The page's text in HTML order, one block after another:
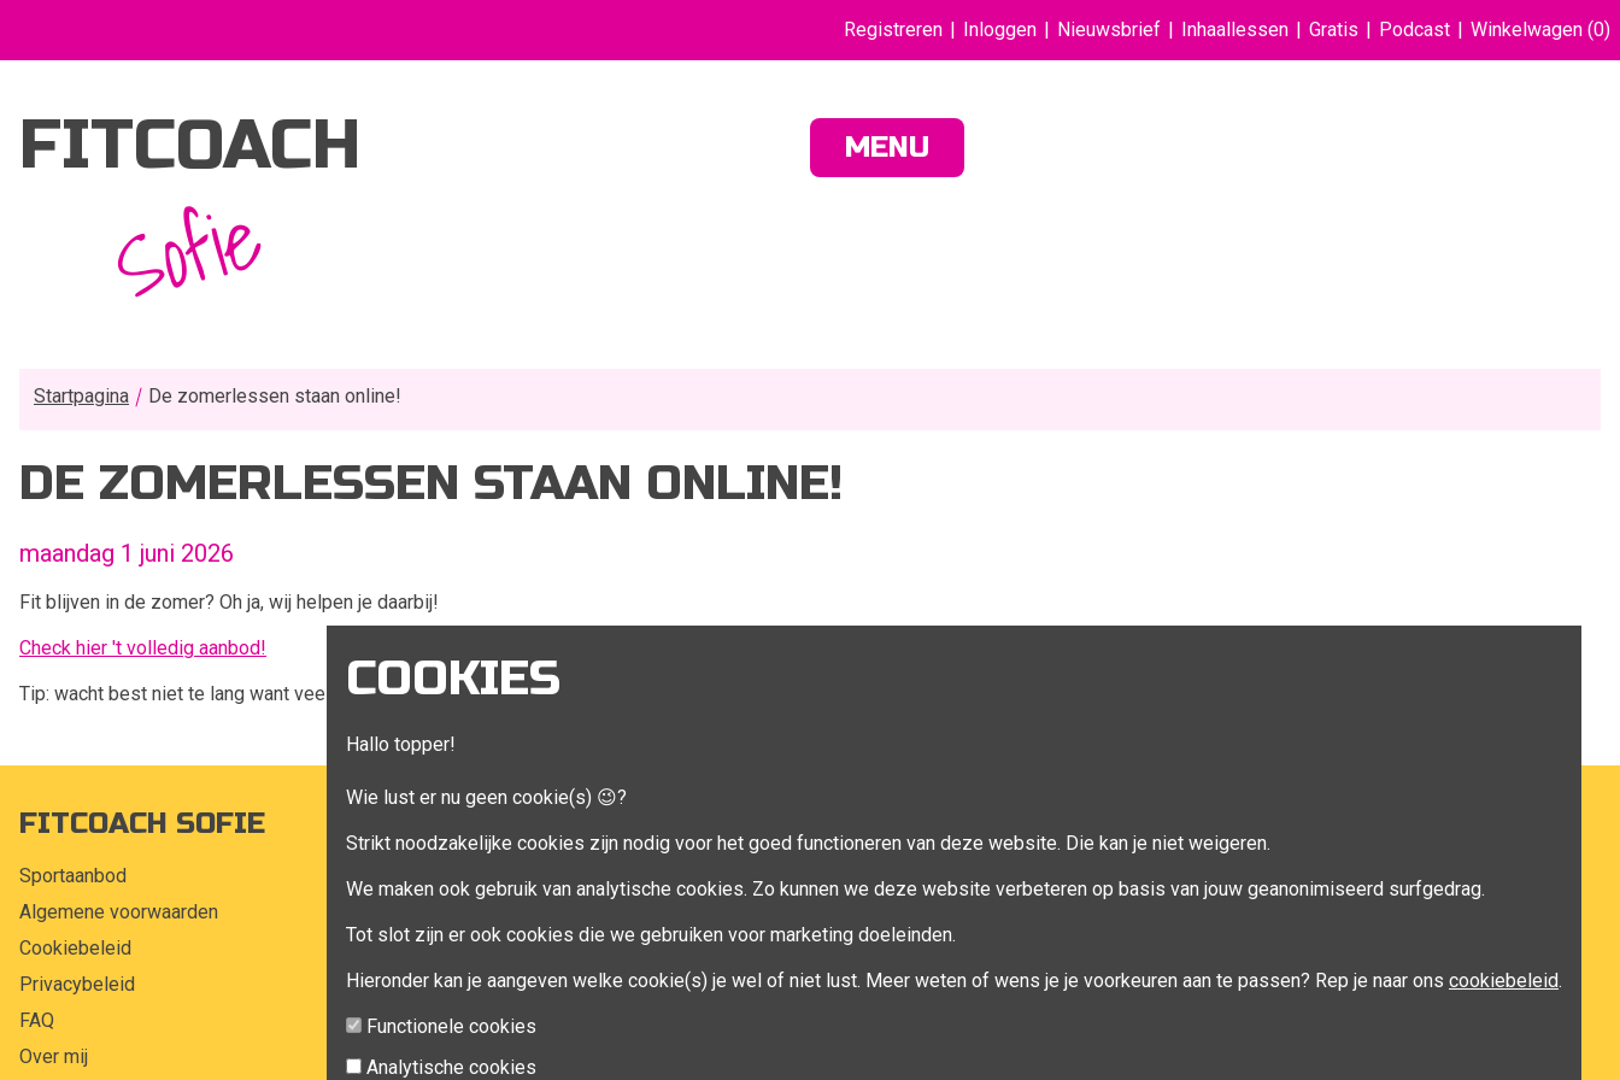
Registreren Inloggen Nieuwsbrief Inhaallessen Gratis Podcast Winkelwagen (0)
FITCOACH
Sofie
MENU
COOKIES
Hallo topper!
Wie lust er nu geen cookie(s) 😉?
Strikt noodzakelijke cookies zijn nodig voor het goed functioneren van deze website. Die kan je niet weigeren.
We maken ook gebruik van analytische cookies. Zo kunnen we deze website verbeteren op basis van jouw geanonimiseerd surfgedrag.
Tot slot zijn er ook cookies die we gebruiken voor marketing doeleinden.
Hieronder kan je aangeven welke cookie(s) je wel of niet lust. Meer weten of wens je je voorkeuren aan te passen? Rep je naar ons cookiebeleid.
Functionele cookies
Analytische cookies
Startpagina De zomerlessen staan online!
DE ZOMERLESSEN STAAN ONLINE!
maandag 1 juni 2026
Fit blijven in de zomer? Oh ja, wij helpen je daarbij!
Check hier 't volledig aanbod!
Tip: wacht best niet te lang want veel sportclubs nemen effe een break, deze plekken zitten steeds heel snel vol!
FITCOACH SOFIE
Sportaanbod
Algemene voorwaarden
Cookiebeleid
Privacybeleid
FAQ
Over mij
Mijn account
Klant adressen
Winkelwagen
Aankoop beheren